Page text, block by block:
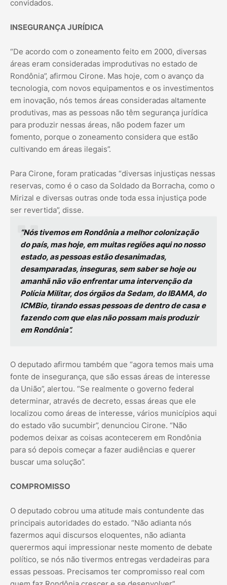
convidados.
INSEGURANÇA JURÍDICA
“De acordo com o zoneamento feito em 2000, diversas
áreas eram consideradas improdutivas no estado de
Rondônia”, afirmou Cirone. Mas hoje, com o avanço da
tecnologia, com novos equipamentos e os investimentos
em inovação, nós temos áreas consideradas altamente
produtivas, mas as pessoas não têm segurança jurídica
para produzir nessas áreas, não podem fazer um
fomento, porque o zoneamento considera que estão
cultivando em áreas ilegais”.
Para Cirone, foram praticadas “diversas injustiças nessas
reservas, como é o caso da Soldado da Borracha, como o
Mirizal e diversas outras onde toda essa injustiça pode
ser revertida”, disse.
“Nós tivemos em Rondônia a melhor colonização
do país, mas hoje, em muitas regiões aqui no nosso
estado, as pessoas estão desanimadas,
desamparadas, inseguras, sem saber se hoje ou
amanhã não vão enfrentar uma intervenção da
Polícia Militar, dos órgãos da Sedam, do IBAMA, do
ICMBio, tirando essas pessoas de dentro de casa e
fazendo com que elas não possam mais produzir
em Rondônia”.
O deputado afirmou também que “agora temos mais uma
fonte de insegurança, que são essas áreas de interesse
da União”, alertou. “Se realmente o governo federal
determinar, através de decreto, essas áreas que ele
localizou como áreas de interesse, vários municípios aqui
do estado vão sucumbir”, denunciou Cirone. “Não
podemos deixar as coisas acontecerem em Rondônia
para só depois começar a fazer audiências e querer
buscar uma solução”.
COMPROMISSO
O deputado cobrou uma atitude mais contundente das
principais autoridades do estado. “Não adianta nós
fazermos aqui discursos eloquentes, não adianta
querermos aqui impressionar neste momento de debate
político, se nós não tivermos entregas verdadeiras para
essas pessoas. Precisamos ter compromisso real com